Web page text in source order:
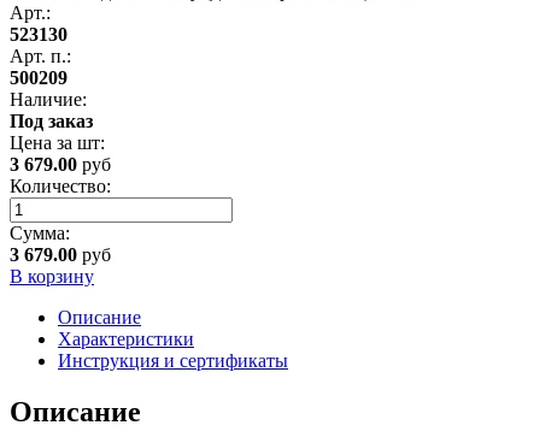
Арт.:
523130
Арт. п.:
500209
Наличие:
Под заказ
Цена за шт:
3 679.00 руб
Количество:
Сумма:
3 679.00 руб
В корзину
Описание
Характеристики
Инструкция и сертификаты
Описание